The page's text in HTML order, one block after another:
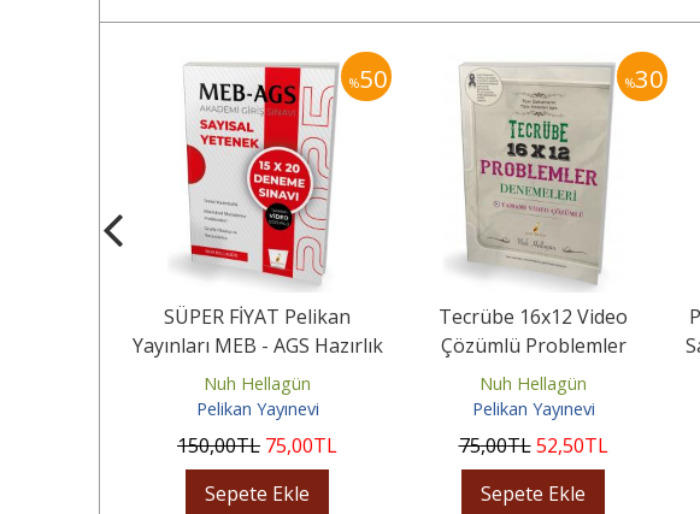
%50
SÜPER FİYAT Pelikan
Yayınları MEB - AGS Hazırlık
Sayısal Yetenek 15x20...
Nuh Hellagün
Pelikan Yayınevi
150,00TL 75,00TL
Sepete Ekle
%30
Tecrübe 16x12 Video
Çözümlü Problemler
Denemeleri
Nuh Hellagün
Pelikan Yayınevi
75,00TL 52,50TL
Sepete Ekle